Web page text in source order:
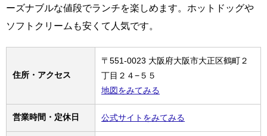
ーズナブルな値段でランチを楽しめます。ホットドッグや
ソフトクリームも安くて人気です。
住所・アクセス
〒551-0023 大阪府大阪市大正区鶴町２
丁目２４−５５
地図をみてみる
営業時間・定休日 公式サイトをみてみる